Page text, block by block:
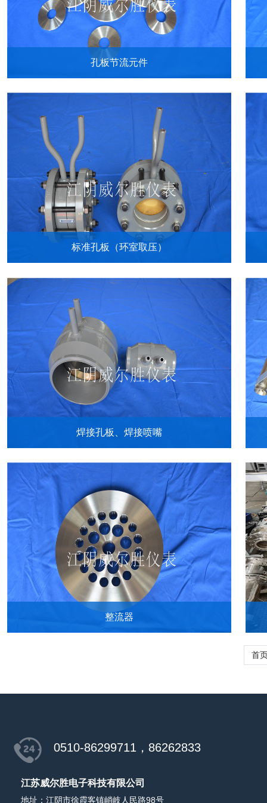
孔板节流元件
标准孔板（环室取压）
焊接孔板、焊接喷嘴
整流器
首
0510-86299711，86262833
江苏威尔胜电子科技有限公司
地址：江阴市徐霞客镇峭岐人民路98号